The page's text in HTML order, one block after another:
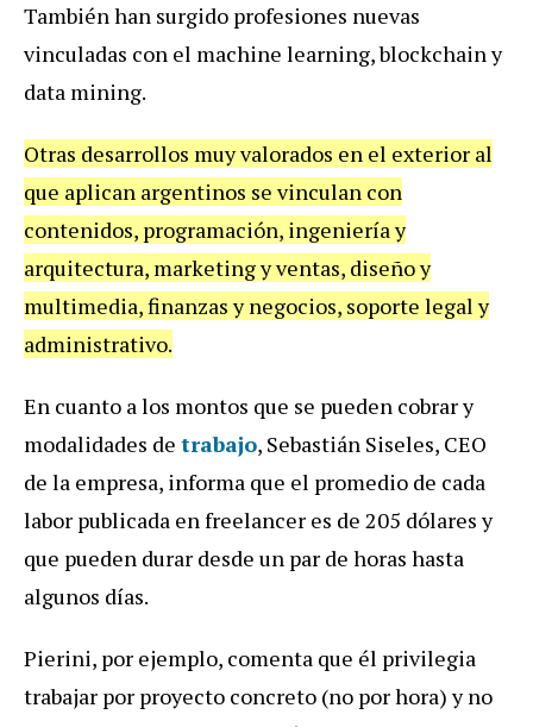
También han surgido profesiones nuevas
vinculadas con el machine learning, blockchain y
data mining.
Otras desarrollos muy valorados en el exterior al
que aplican argentinos se vinculan con
contenidos, programación, ingeniería y
arquitectura, marketing y ventas, diseño y
multimedia, finanzas y negocios, soporte legal y
administrativo.
En cuanto a los montos que se pueden cobrar y
modalidades de trabajo, Sebastián Siseles, CEO
de la empresa, informa que el promedio de cada
labor publicada en freelancer es de 205 dólares y
que pueden durar desde un par de horas hasta
algunos días.
Pierini, por ejemplo, comenta que él privilegia
trabajar por proyecto concreto (no por hora) y no